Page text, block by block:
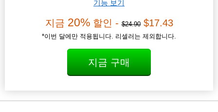
기능 보기
지금 20%할인 -$24.90$17.43
*이번 달에만 적용됩니다. 리셀러는 제외합니다.
지금 구매